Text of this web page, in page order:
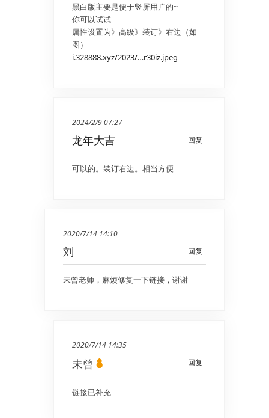
黑白版主要是便于竖屏用户的~
你可以试试
属性设置为》高级》装订》右边（如
图）
i.328888.xyz/2023/…r30iz.jpeg
2024/2/9 07:27
回复
龙年大吉
可以的。装订右边。相当方便
2020/7/14 14:10
回复
刘
未曾老师，麻烦修复一下链接，谢谢
2020/7/14 14:35
回复
未曾
链接已补充